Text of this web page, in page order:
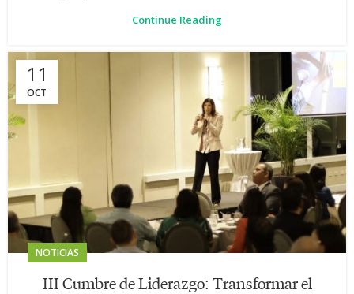
Continue Reading
11
OCT
NOTICIAS
III Cumbre de Liderazgo: Transformar el